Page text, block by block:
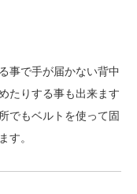
事で手が届かない背中
たりする事も出来ます
でもベルトを使って固
す。